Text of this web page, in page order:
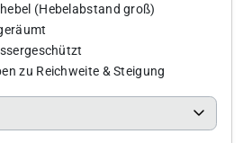
(Hebelabstand groß)
zu Reichweite & Steigung